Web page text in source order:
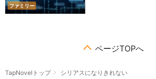
ファミリー
ページTOPへ
TapNovelトップ シリアスになりきれない